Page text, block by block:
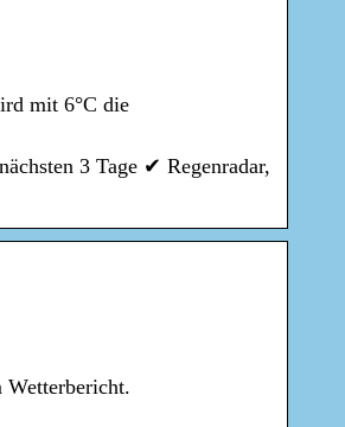
mit 6°C die
3 Tage ✔ Regenradar,